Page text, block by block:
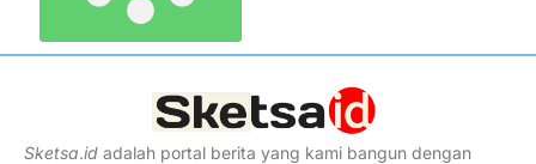
Sketsa.id adalah portal berita yang kami bangun dengan